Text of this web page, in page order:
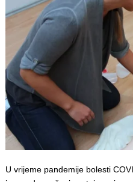
U vrijeme pandemije bolesti